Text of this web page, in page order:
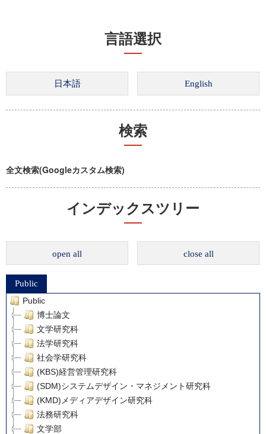
言語選択
検索
全文検索(Googleカスタム検索)
インデックスツリー
open all close all
Public
Public
博士論文
文学研究科
法学研究科
社会学研究科
(KBS)経営管理研究科
(SDM)システムデザイン・マネジメント研究科
(KMD)メディアデザイン研究科
法務研究科
文学部